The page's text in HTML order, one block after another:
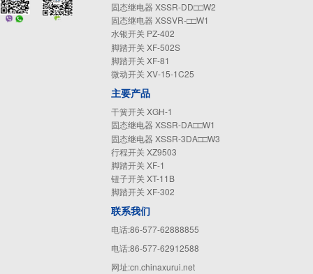
固态继电器 XSSR-DD□□W2
固态继电器 XSSVR-□□W1
水银开关 PZ-402
脚踏开关 XF-502S
脚踏开关 XF-81
微动开关 XV-15-1C25
主要产品
干簧开关 XGH-1
固态继电器 XSSR-DA□□W1
固态继电器 XSSR-3DA□□W3
行程开关 XZ9503
脚踏开关 XF-1
钮子开关 XT-11B
脚踏开关 XF-302
联系我们
电话:86-577-62888855
电话:86-577-62912588
网址:cn.chinaxurui.net